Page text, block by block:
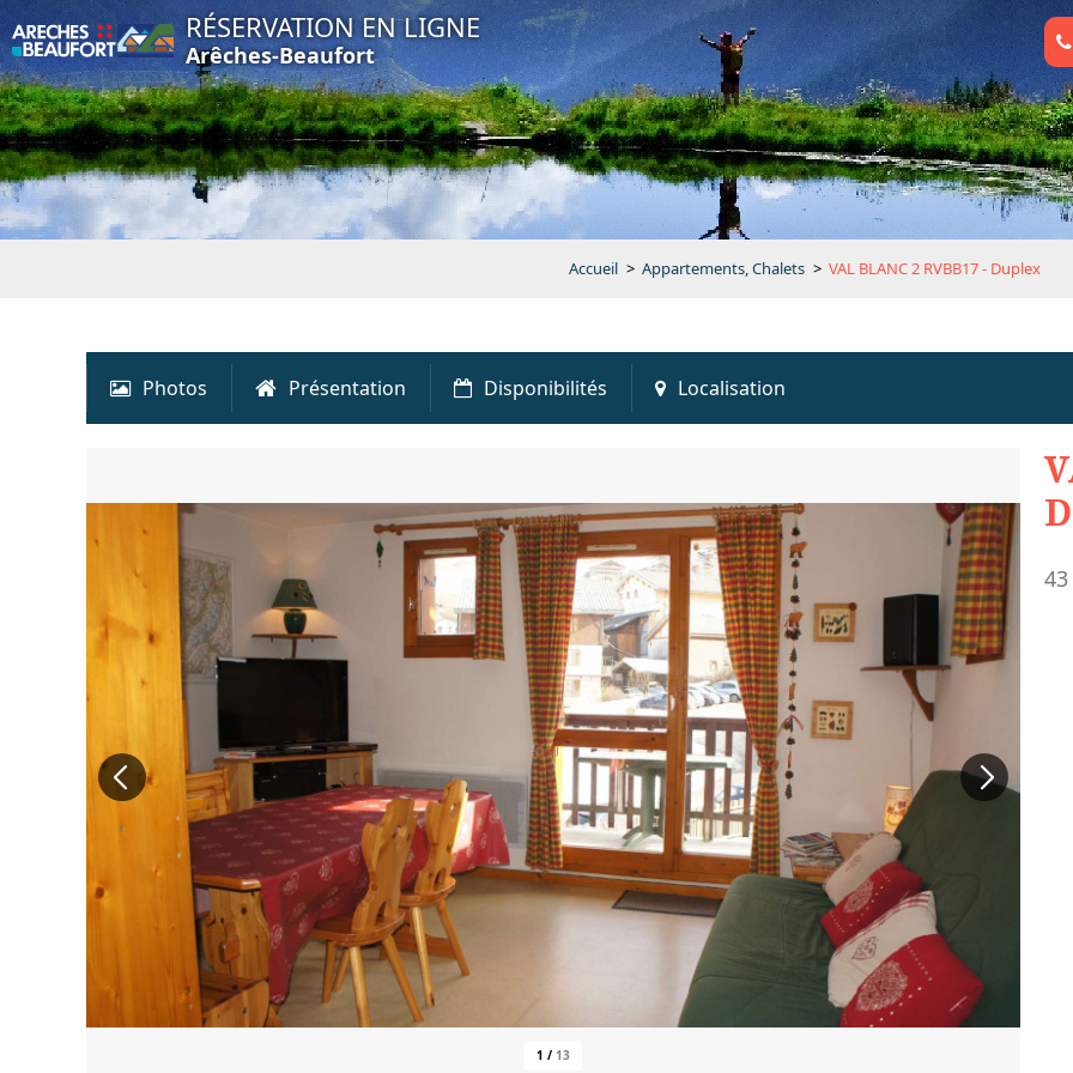
RÉSERVATION EN LIGNE
Arêches-Beaufort
Accueil > Appartements, Chalets > VAL BLANC 2 RVBB17 - Duplex
Photos Présentation Disponibilités Localisation
1 / 13
43